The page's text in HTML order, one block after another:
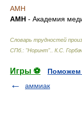
АМН
АМН - Академия
Словарь трудностей
СПб.: "Норинт".
К.С.
Игры ⚽
Поможем
аммиак